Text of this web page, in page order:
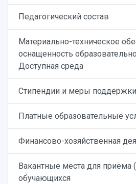
Педагогический состав
Материально-техническое
оснащенность
Доступная среда
Стипендии и меры
Платные образовательные
Финансово-хозяйственная
Вакантные места для приёма
обучающихся